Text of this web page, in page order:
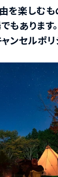
を楽しむも
もあります
ンセルポリ